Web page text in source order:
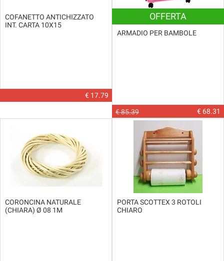
COFANETTO ANTICHIZZATO
INT. CARTA 10X15
€ 17.79
OFFERTA
ARMADIO PER BAMBOLE
€ 85.39 € 68.31
CORONCINA NATURALE
(CHIARA) Ø 08 1M
PORTA SCOTTEX 3 ROTOLI
CHIARO